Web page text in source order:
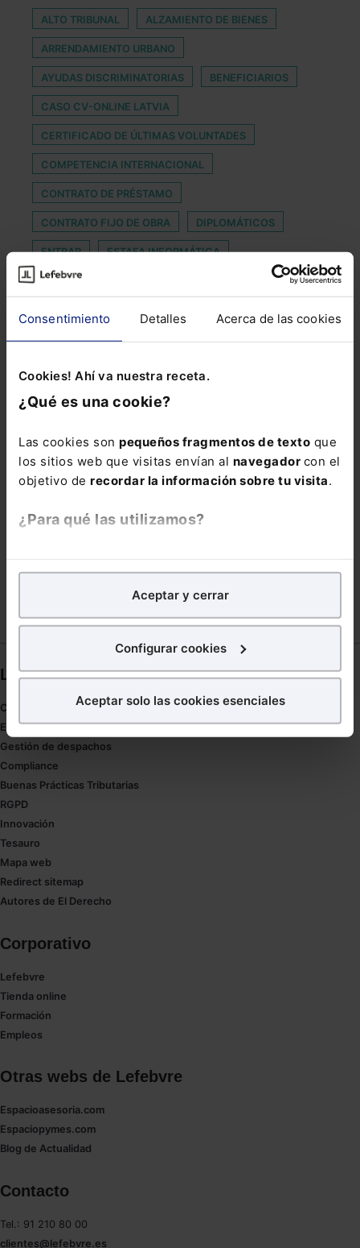
Consentimiento Detalles Acerca de las cookies
Cookies! Ahí va nuestra receta.
¿Qué es una cookie?
Las cookies son pequeños fragmentos de texto que
los sitios web que visitas envían al navegador con el
objetivo de recordar la información sobre tu visita.
¿Para qué las utilizamos?
analíticospara tratar demejorar tu experienciaen
nuestra página web. También con fines publicitarios,
para poder mostrarte publicidad y contenidos de tu
¿Qué puedes hacer?
en la web sea óptima
Puedesaceptar solo las esenciales
todas las cookies excepto aquellas imprescindibles.
También puedesconfigurar
seleccionar solo aquellas que quieras permitir en tu
navegador. Si no seleccionas ninguna utilizaremos
las que sean indispensables para la navegación.
Saber más acerca de las cookies
Aceptar y cerrar
Configurar cookies
Aceptar solo las cookies esenciales
ALTO TRIBUNAL ALZAMIENTO DE BIENES
ARRENDAMIENTO URBANO
AYUDAS DISCRIMINATORIAS BENEFICIARIOS
CASO CV-ONLINE LATVIA
CERTIFICADO DE ÚLTIMAS VOLUNTADES
COMPETENCIA INTERNACIONAL
CONTRATO DE PRÉSTAMO
CONTRATO FIJO DE OBRA DIPLOMÁTICOS
ENTRAR ESTAFA INFORMÁTICA
HAPPY SLAPPING KMH
MEDIADOR MONITORIZACION NECESITADAS
NIETOS
PERMISO POR CUIDADO DE FAMILIARES
PROTECCIÓN PERSONAS HUÉRFANAS
REFORMAS EN MATERIA CONCURSAL
SOCIEDAD ESPAÑOLA PARA LA TRANSFORMACIÓN
Links directos
Coronavirus
Estudio de salud abogacía
Gestión de despachos
Compliance
Buenas Prácticas Tributarias
RGPD
Innovación
Tesauro
Mapa web
Redirect sitemap
Autores de El Derecho
Corporativo
Lefebvre
Tienda online
Formación
Empleos
Otras webs de Lefebvre
Espacioasesoria.com
Espaciopymes.com
Blog de Actualidad
Contacto
Tel.: 91 210 80 00
clientes@lefebvre.es